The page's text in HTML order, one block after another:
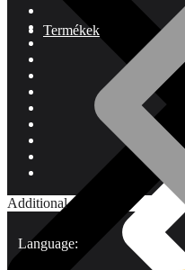
Termékek
Additional
Language: